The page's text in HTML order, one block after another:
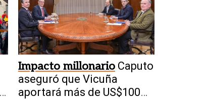
Impacto millonario Caputo
aseguró que Vicuña
aportará más de US$100